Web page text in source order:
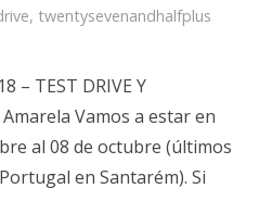
, twentysevenandhalfplus
– TEST DRIVE Y
Vamos a estar en
al 08 de octubre (últimos
en Santarém). Si